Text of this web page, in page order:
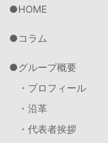
HOME
コラム
グループ概要
・プロフィール
・沿革
・代表者挨拶